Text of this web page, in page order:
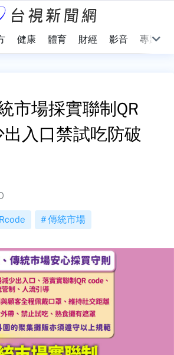
健康 體育 財經 影音 專題
市場採實聯制QR
入口禁試吃防破
傳統市場